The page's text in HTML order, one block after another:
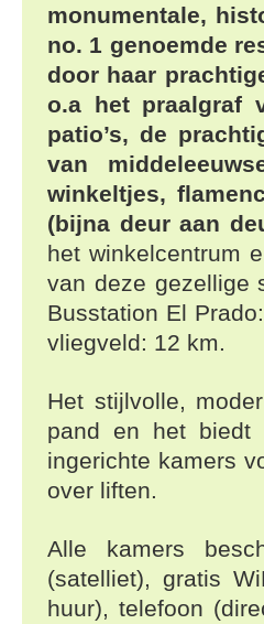
monumentale,
no. 1 genoemde
door haar
o.a het praalgraf
patio’s, de
van
winkeltjes,
(bijna deur aan
het winkelcentrum
van deze gezellige
Busstation El
vliegveld: 12 km.
Het stijlvolle,
pand en het biedt
ingerichte kamers
over liften.
Alle kamers
(satelliet), gratis
huur), telefoon